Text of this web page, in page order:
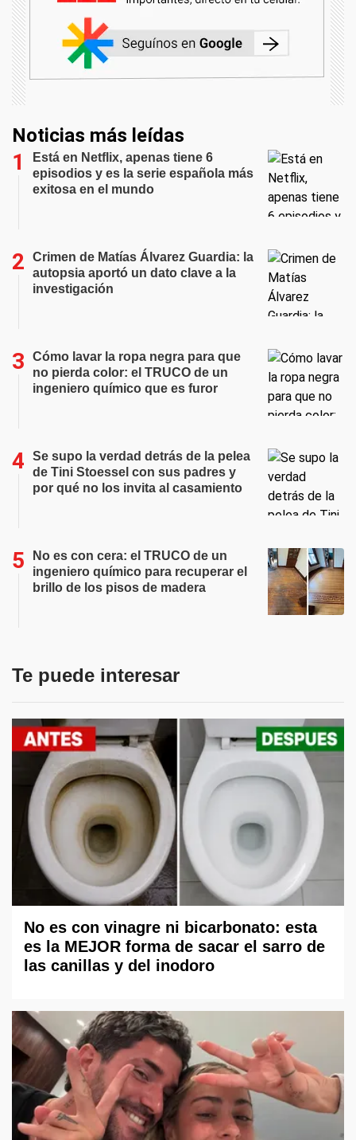
Noticias más leídas
Está en Netflix, apenas tiene 6
episodios y es la serie española más
exitosa en el mundo
Crimen de Matías Álvarez Guardia: la
autopsia aportó un dato clave a la
investigación
Cómo lavar la ropa negra para que
no pierda color: el TRUCO de un
ingeniero químico que es furor
Se supo la verdad detrás de la pelea
de Tini Stoessel con sus padres y
por qué no los invita al casamiento
No es con cera: el TRUCO de un
ingeniero químico para recuperar el
brillo de los pisos de madera
Te puede interesar
No es con vinagre ni bicarbonato: esta
es la MEJOR forma de sacar el sarro de
las canillas y del inodoro